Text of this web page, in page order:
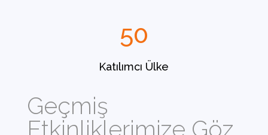
50
Katılımcı Ülke
Geçmiş
Etkinliklerimize Göz